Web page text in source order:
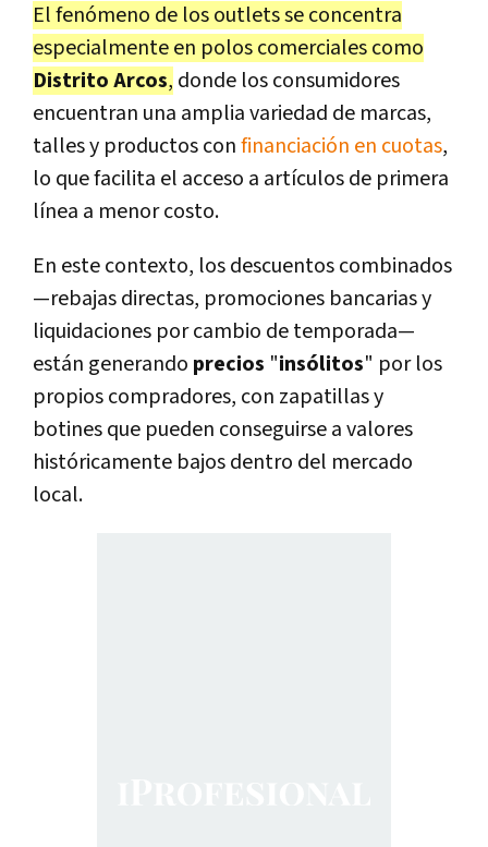
El fenómeno de los outlets se concentra
especialmente en polos comerciales como
Distrito Arcos, donde los consumidores
encuentran una amplia variedad de marcas,
talles y productos confinanciación en cuotas,
lo que facilita el acceso a artículos de primera
línea a menor costo.
En este contexto, los descuentos combinados
—rebajas directas, promociones bancarias y
liquidaciones por cambio de temporada—
están generando precios "insólitos" por los
propios compradores, con zapatillas y
botines que pueden conseguirse a valores
históricamente bajos dentro del mercado
local.